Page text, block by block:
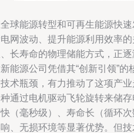
球能源转型和可再生能源快
网波动、提升能源利用效率
长寿命的物理储能方式，正
能源公司凭借其“创新引领”
术瓶颈，有力推动了这项产
通过电机驱动飞轮旋转来储
（毫秒级）、寿命长（循环
、无损环境等显著优势。但